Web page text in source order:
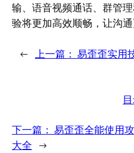
输、语音视频通话、群管
验将更加高效顺畅，让沟通
← 上一篇： 易歪歪实用
下一篇： 易歪歪全能使用
大全 →